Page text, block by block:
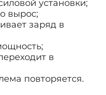
установки;
вырос;
заряд в
в
повторяется.